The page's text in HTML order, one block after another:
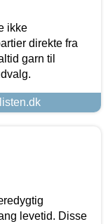
ikke
direkte fra
garn til
levetid. Disse